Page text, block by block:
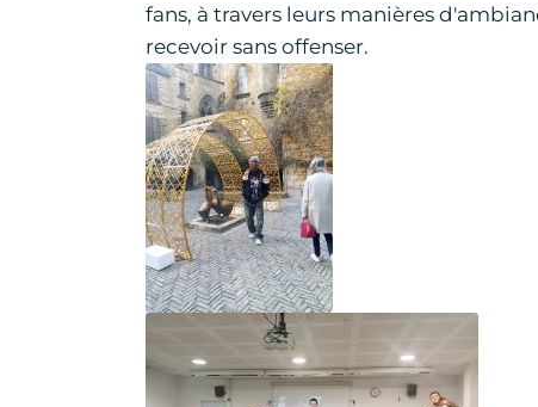
fans, à travers leurs manières
recevoir sans offenser.